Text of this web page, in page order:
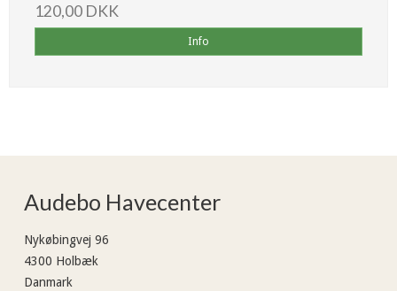
120,00 DKK
Info
Audebo Havecenter
Nykøbingvej 96
4300 Holbæk
Danmark